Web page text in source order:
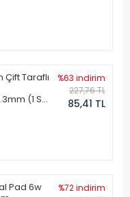
Taraflı
(1 Set
%63 indirim
227,76 TL
85,41 TL
Pad 6w
%72 indirim